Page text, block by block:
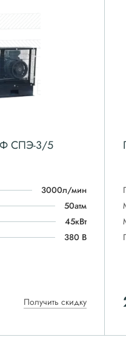
СПЭ-3/5
3000л/мин
50атм
45кВт
380 В
Получить скидку